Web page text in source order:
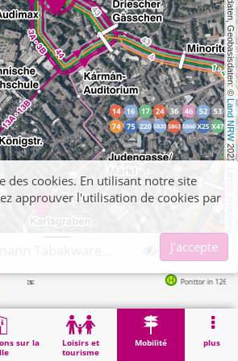
, Kartendaten, Geobasisdaten: ©
Land NRW
2021, Lizenz
dl-de/by-2-0
sur la
Loisirs et
tourisme
Mobilité plus
Ponttor in 126m
billets Aachen, Bachmann Tabakwaren, Zeitschriften
des cookies. En utilisant notre site
approuver l'utilisation de cookies par
J'accepte